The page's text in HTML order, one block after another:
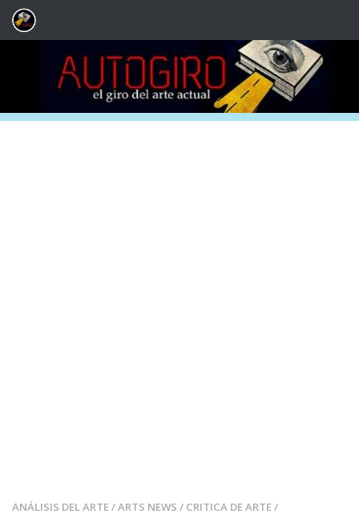
Saltar al contenido
ANÁLISIS DEL ARTE/ARTS NEWS / CRITICA DE ARTE/